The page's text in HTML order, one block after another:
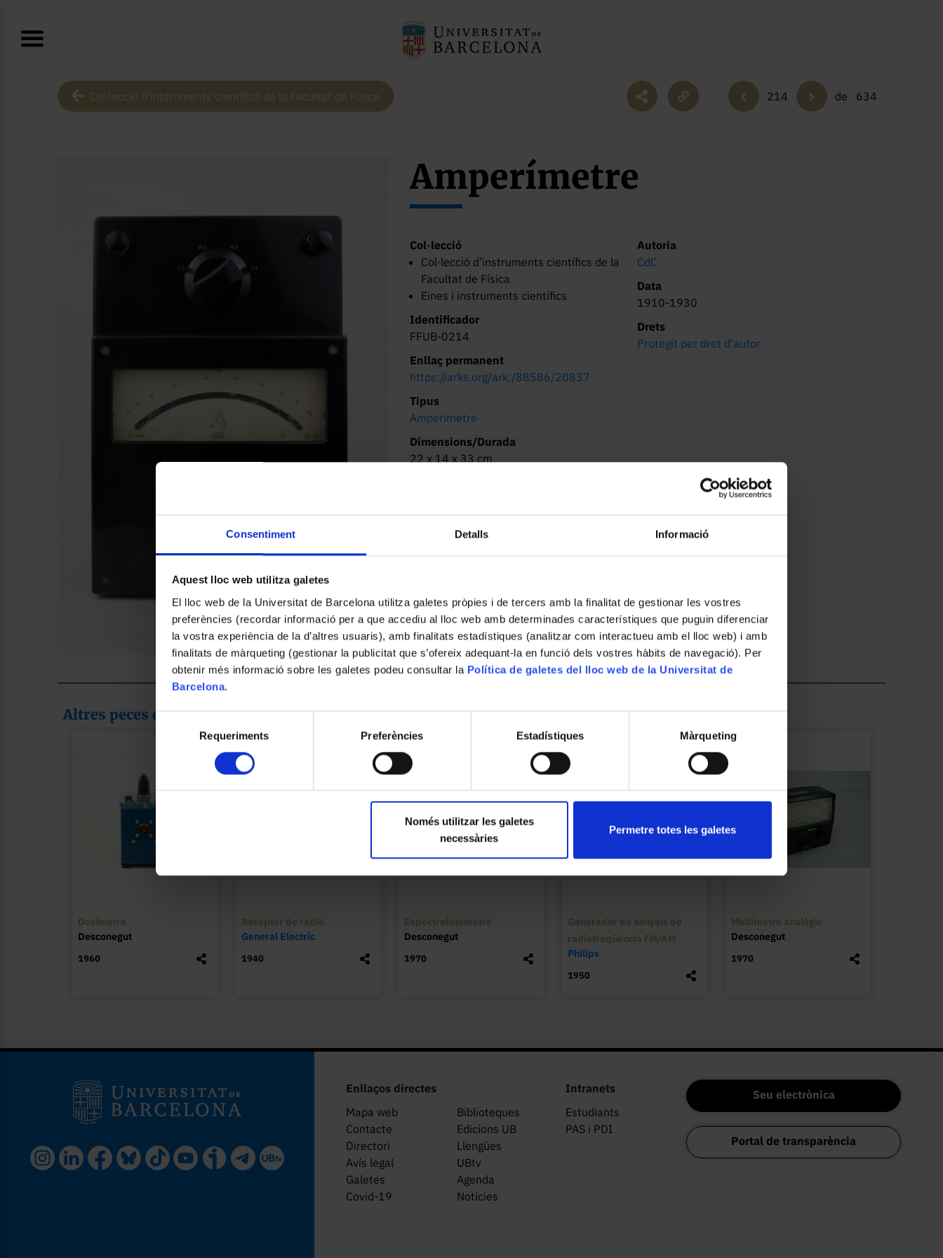
Consentiment Detalls Informació
Aquest lloc web utilitza galetes
El lloc web de la Universitat de Barcelona utilitza galetes pròpies i de tercers amb la finalitat de gestionar les vostres
preferències (recordar informació per a que accediu al lloc web amb determinades característiques que puguin diferenciar
la vostra experiència de la d’altres usuaris), amb finalitats estadístiques (analitzar com interactueu amb el lloc web) i amb
finalitats de màrqueting (gestionar la publicitat que s’ofereix adequant-la en funció dels vostres hàbits de navegació). Per
obtenir més informació sobre les galetes podeu consultar la Política de galetes del lloc web de la Universitat de
Barcelona.
Selecció
Requeriments Preferències Estadístiques Màrqueting
Només utilitzar les galetes
necessàries
Permetre totes les galetes
Col·lecció d’instruments científics de la Facultat de Física 214 de 634
Foto: Claudia León Mas
Amperímetre
Col·lecció
Col·lecció d’instruments científics de la
Facultat de Física
Eines i instruments científics
Identificador
FFUB-0214
Enllaç permanent
https://arks.org/ark:/88586/20837
Tipus
Amperímetre
Dimensions/Durada
22 x 14 x 33 cm
Facultat de Física. Martí i Franquès, 1-11,
08028 Barcelona
Autoria
CdC
Data
1910-1930
Drets
Protegit per dret d'autor
Altres peces de la col·lecció
Dosímetre
Desconegut
1960
Receptor de ràdio
General Electric
1940
Espectrofotòmetre
Desconegut
1970
Generador de senyals de
radiofreqüència FM/AM
Philips
1950
Multímetre analògic
Desconegut
1970
Enllaços directes
Mapa web
Biblioteques
Contacte
Edicions UB
Directori
Llengües
Avís legal
UBtv
Galetes
Agenda
Covid-19
Notícies
Intranets
Estudiants
PAS i PDI
Seu electrònica
Portal de transparència